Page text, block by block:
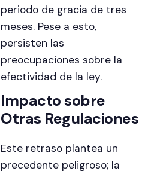
periodo de gracia de tres
meses. Pese a esto,
persisten las
preocupaciones sobre la
efectividad de la ley.
Impacto sobre
Otras Regulaciones
Este retraso plantea un
precedente peligroso; la